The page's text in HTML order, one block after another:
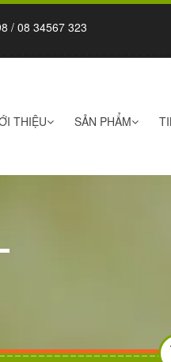
/ 08 34567 323
THIỆU SẢN PHẨM